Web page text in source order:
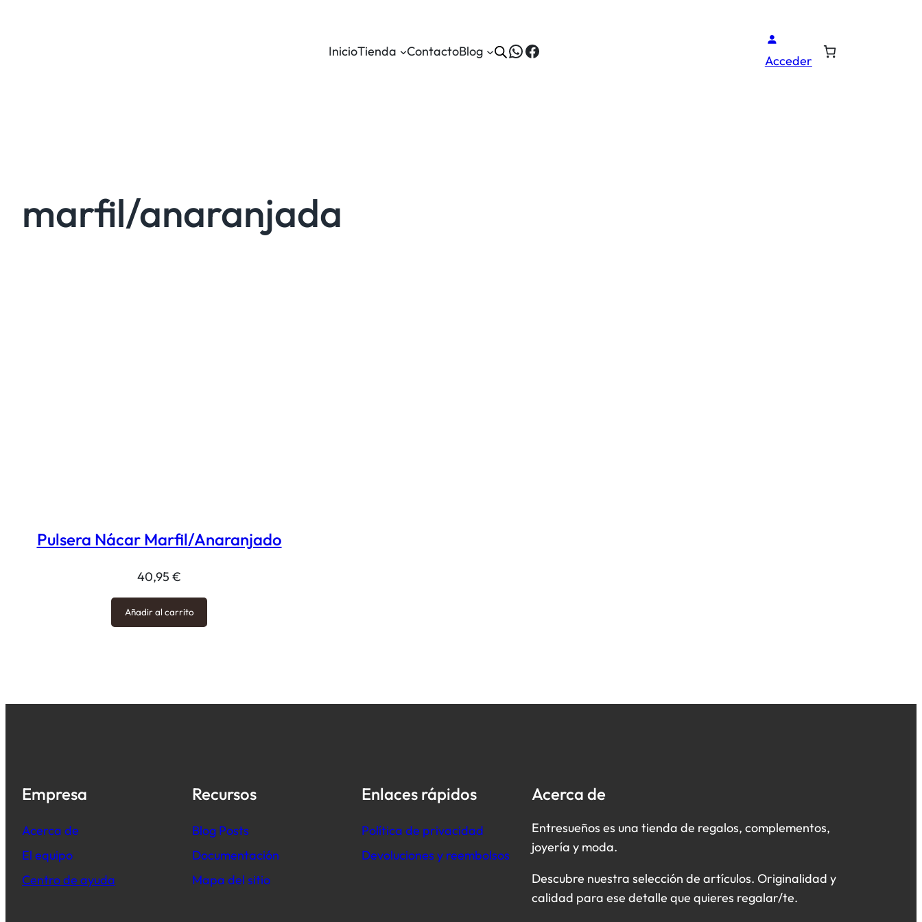
InicioTienda ContactoBlog WhatsApp
Facebook Acceder
marfil/anaranjada
Pulsera Nácar Marfil/Anaranjado
40,95 €
Añadir al carrito
Empresa
Acerca de
El equipo
Centro de ayuda
Recursos
Blog Posts
Documentación
Mapa del sitio
Enlaces rápidos
Política de privacidad
Devoluciones y reembolsos
Acerca de
Entresueños es una tienda de regalos, complementos,
joyería y moda.
Descubre nuestra selección de artículos. Originalidad y
calidad para ese detalle que quieres regalar/te.